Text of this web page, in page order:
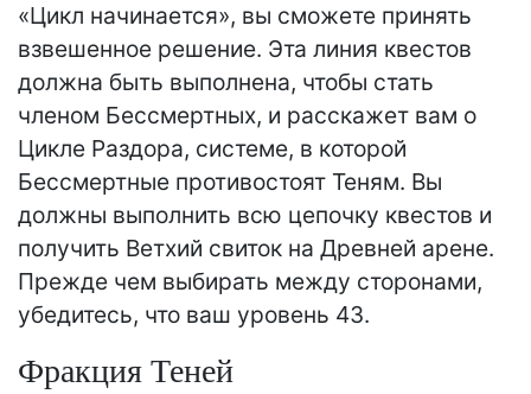
«Цикл начинается», вы сможете принять
взвешенное решение. Эта линия квестов
должна быть выполнена, чтобы стать
членом Бессмертных, и расскажет вам о
Цикле Раздора, системе, в которой
Бессмертные противостоят Теням. Вы
должны выполнить всю цепочку квестов и
получить Ветхий свиток на Древней арене.
Прежде чем выбирать между сторонами,
убедитесь, что ваш уровень 43.
Фракция Теней